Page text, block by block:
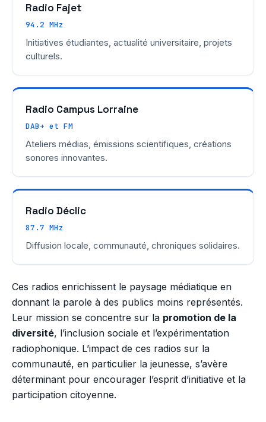
Radio Fajet
94.2 MHz
Initiatives étudiantes, actualité universitaire, projets
culturels.
Radio Campus Lorraine
DAB+ et FM
Ateliers médias, émissions scientifiques, créations
sonores innovantes.
Radio Déclic
87.7 MHz
Diffusion locale, communauté, chroniques solidaires.
Ces radios enrichissent le paysage médiatique en
donnant la parole à des publics moins représentés.
Leur mission se concentre sur la promotion de la
diversité, l’inclusion sociale et l’expérimentation
radiophonique. L’impact de ces radios sur la
communauté, en particulier la jeunesse, s’avère
déterminant pour encourager l’esprit d’initiative et la
participation citoyenne.